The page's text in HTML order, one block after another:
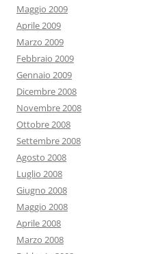
Maggio 2009
Aprile 2009
Marzo 2009
Febbraio 2009
Gennaio 2009
Dicembre 2008
Novembre 2008
Ottobre 2008
Settembre 2008
Agosto 2008
Luglio 2008
Giugno 2008
Maggio 2008
Aprile 2008
Marzo 2008